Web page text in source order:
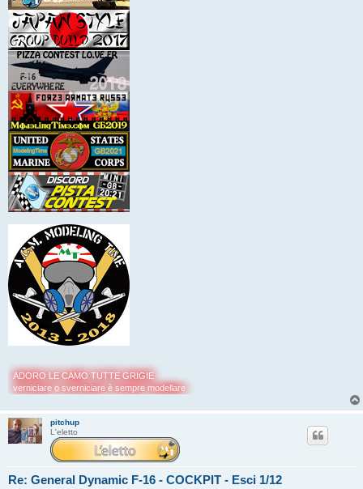
ADORO LE CAMO TUTTE GRIGIE
verniciare o sverniciare è sempre modellare
pitchup
L'eletto
Re: General Dynamic F-16 - COCKPIT - Esci 1/12